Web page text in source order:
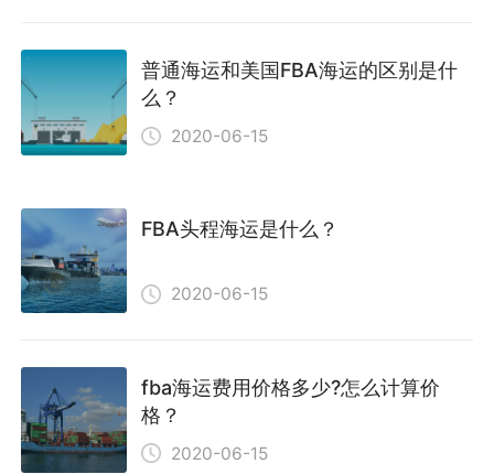
普通海运和美国FBA海运的区别是什
么？
2020-06-15
FBA头程海运是什么？
2020-06-15
fba海运费用价格多少?怎么计算价
格？
2020-06-15